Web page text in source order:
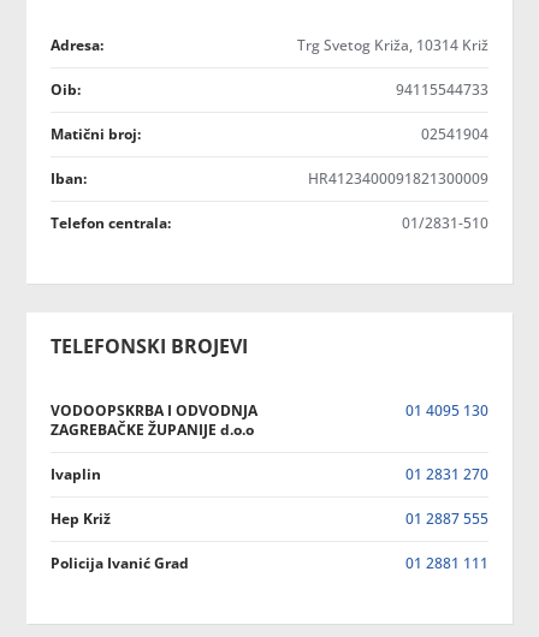
Adresa: Trg Svetog Križa, 10314 Križ
Oib: 94115544733
Matični broj: 02541904
Iban: HR4123400091821300009
Telefon centrala: 01/2831-510
TELEFONSKI BROJEVI
VODOOPSKRBA I ODVODNJA
ZAGREBAČKE ŽUPANIJE d.o.o
01 4095 130
Ivaplin 01 2831 270
Hep Križ 01 2887 555
Policija Ivanić Grad 01 2881 111